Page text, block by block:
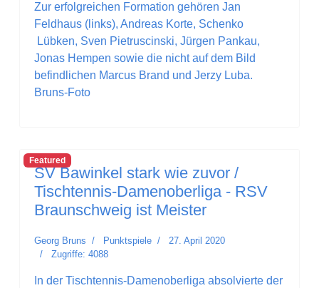
Zur erfolgreichen Formation gehören Jan
Feldhaus (links), Andreas Korte, Schenko
Lübken, Sven Pietruscinski, Jürgen Pankau,
Jonas Hempen sowie die nicht auf dem Bild
befindlichen Marcus Brand und Jerzy Luba.
Bruns-Foto
Featured
SV Bawinkel stark wie zuvor /
Tischtennis-Damenoberliga - RSV
Braunschweig ist Meister
Georg Bruns Punktspiele
27. April 2020
Zugriffe: 4088
In der Tischtennis-Damenoberliga absolvierte der